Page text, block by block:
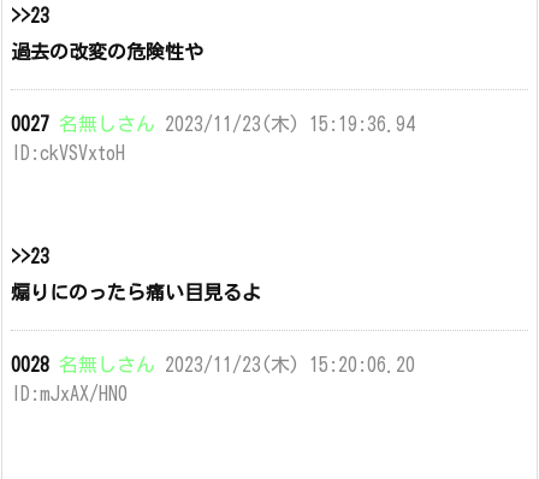
>>23
過去の改変の危険性や
0027 名無しさん 2023/11/23(木) 15:19:36.94
ID:ckVSVxtoH
>>23
煽りにのったら痛い目見るよ
0028 名無しさん 2023/11/23(木) 15:20:06.20
ID:mJxAX/HN0